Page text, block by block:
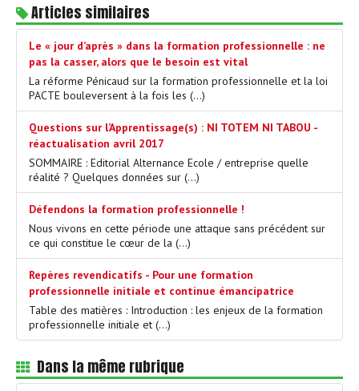
Articles similaires
Le « jour d’après » dans la formation professionnelle : ne
pas la casser, alors que le besoin est vital
La réforme Pénicaud sur la formation professionnelle et la loi
PACTE bouleversent à la fois les (…)
Questions sur l’Apprentissage(s) : NI TOTEM NI TABOU -
réactualisation avril 2017
SOMMAIRE : Editorial Alternance Ecole / entreprise quelle
réalité ? Quelques données sur (…)
Défendons la formation professionnelle !
Nous vivons en cette période une attaque sans précédent sur
ce qui constitue le cœur de la (…)
Repères revendicatifs - Pour une formation
professionnelle initiale et continue émancipatrice
Table des matières : Introduction : les enjeux de la formation
professionnelle initiale et (…)
Dans la même rubrique